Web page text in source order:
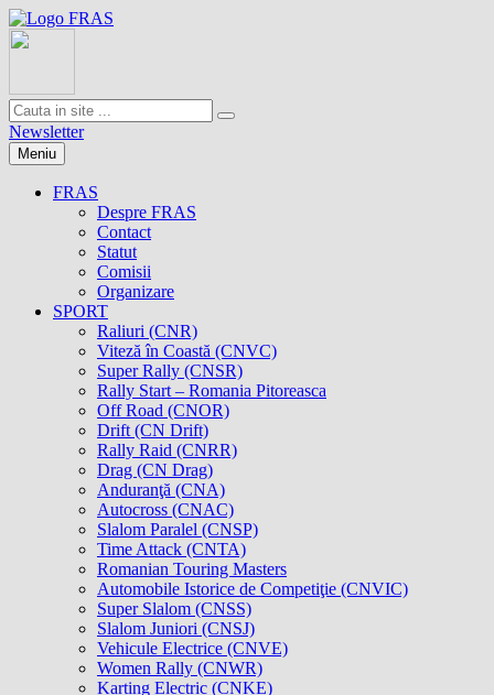
Newsletter
Meniu
FRAS
Despre FRAS
Contact
Statut
Comisii
Organizare
SPORT
Raliuri (CNR)
Viteză în Coastă (CNVC)
Super Rally (CNSR)
Rally Start – Romania Pitoreasca
Off Road (CNOR)
Drift (CN Drift)
Rally Raid (CNRR)
Drag (CN Drag)
Anduranţă (CNA)
Autocross (CNAC)
Slalom Paralel (CNSP)
Time Attack (CNTA)
Romanian Touring Masters
Automobile Istorice de Competiţie (CNVIC)
Super Slalom (CNSS)
Slalom Juniori (CNSJ)
Vehicule Electrice (CNVE)
Women Rally (CNWR)
Karting Electric (CNKE)